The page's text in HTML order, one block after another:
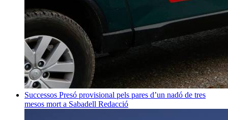
Successos Presó provisional pels pares d’un nadó de tres
mesos mort a Sabadell Redacció